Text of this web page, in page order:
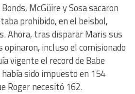
McGüire y Sosa sacaron
prohibido, en el beisbol,
Ahora, tras disparar Maris sus
opinaron, incluso el comisionado
vigente el record de Babe
sido impuesto en 154
Roger necesitó 162.